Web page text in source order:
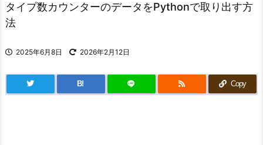
タイプ数カウンターのデータをPythonで取り出す方
法
2025年6月8日 2026年2月12日
B! Copy